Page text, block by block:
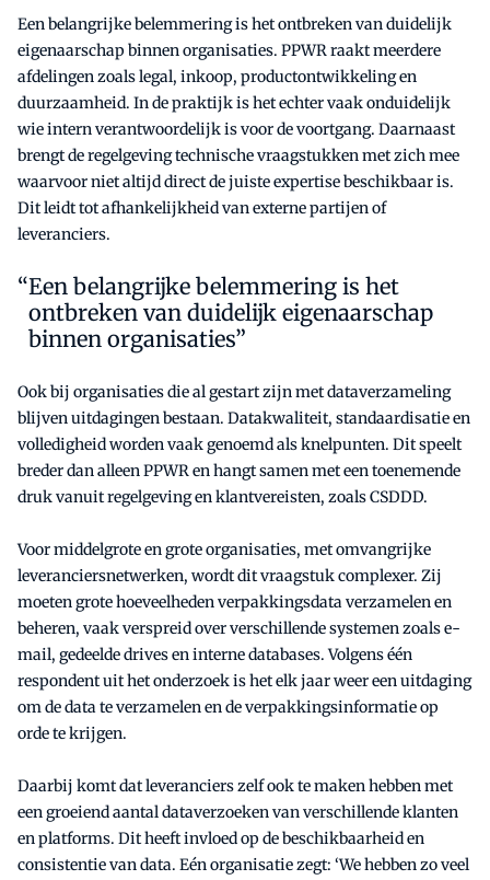
Een belangrijke belemmering is het ontbreken van duidelijk
eigenaarschap binnen organisaties. PPWR raakt meerdere
afdelingen zoals legal, inkoop, productontwikkeling en
duurzaamheid. In de praktijk is het echter vaak onduidelijk
wie intern verantwoordelijk is voor de voortgang. Daarnaast
brengt de regelgeving technische vraagstukken met zich mee
waarvoor niet altijd direct de juiste expertise beschikbaar is.
Dit leidt tot afhankelijkheid van externe partijen of
leveranciers.
Een belangrijke belemmering is het
ontbreken van duidelijk eigenaarschap
binnen organisaties”
Ook bij organisaties die al gestart zijn met dataverzameling
blijven uitdagingen bestaan. Datakwaliteit, standaardisatie en
volledigheid worden vaak genoemd als knelpunten. Dit speelt
breder dan alleen PPWR en hangt samen met een toenemende
druk vanuit regelgeving en klantvereisten, zoals CSDDD.
Voor middelgrote en grote organisaties, met omvangrijke
leveranciersnetwerken, wordt dit vraagstuk complexer. Zij
moeten grote hoeveelheden verpakkingsdata verzamelen en
beheren, vaak verspreid over verschillende systemen zoals e-
mail, gedeelde drives en interne databases. Volgens één
respondent uit het onderzoek is het elk jaar weer een uitdaging
om de data te verzamelen en de verpakkingsinformatie op
orde te krijgen.
Daarbij komt dat leveranciers zelf ook te maken hebben met
een groeiend aantal dataverzoeken van verschillende klanten
en platforms. Dit heeft invloed op de beschikbaarheid en
consistentie van data. Eén organisatie zegt: ‘We hebben zo veel